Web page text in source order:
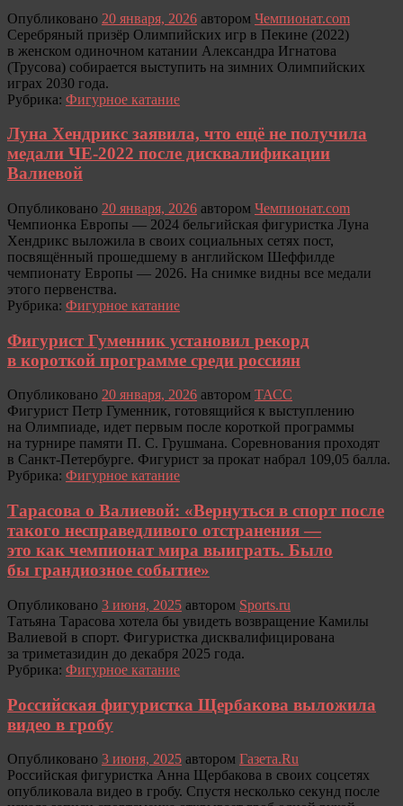
Опубликовано 20 января, 2026 автором Чемпионат.com
Серебряный призёр Олимпийских игр в Пекине (2022)
в женском одиночном катании Александра Игнатова
(Трусова) собирается выступить на зимних Олимпийских
играх 2030 года.
Рубрика: Фигурное катание
Луна Хендрикс заявила, что ещё не получила
медали ЧЕ-2022 после дисквалификации
Валиевой
Опубликовано 20 января, 2026 автором Чемпионат.com
Чемпионка Европы — 2024 бельгийская фигуристка Луна
Хендрикс выложила в своих социальных сетях пост,
посвящённый прошедшему в английском Шеффилде
чемпионату Европы — 2026. На снимке видны все медали
этого первенства.
Рубрика: Фигурное катание
Фигурист Гуменник установил рекорд
в короткой программе среди россиян
Опубликовано 20 января, 2026 автором ТАСС
Фигурист Петр Гуменник, готовящийся к выступлению
на Олимпиаде, идет первым после короткой программы
на турнире памяти П. С. Грушмана. Соревнования проходят
в Санкт-Петербурге. Фигурист за прокат набрал 109,05 балла.
Рубрика: Фигурное катание
Тарасова о Валиевой: «Вернуться в спорт после
такого несправедливого отстранения —
это как чемпионат мира выиграть. Было
бы грандиозное событие»
Опубликовано 3 июня, 2025 автором Sports.ru
Татьяна Тарасова хотела бы увидеть возвращение Камилы
Валиевой в спорт. Фигуристка дисквалифицирована
за триметазидин до декабря 2025 года.
Рубрика: Фигурное катание
Российская фигуристка Щербакова выложила
видео в гробу
Опубликовано 3 июня, 2025 автором Газета.Ru
Российская фигуристка Анна Щербакова в своих соцсетях
опубликовала видео в гробу. Спустя несколько секунд после